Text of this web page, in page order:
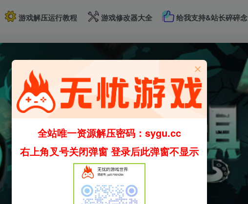
游戏解压运行教程 游戏修改器大全 给我支持&站长碎碎念
全站唯一资源解压密码：sygu.cc
右上角叉号关闭弹窗 登录后此弹窗不显示